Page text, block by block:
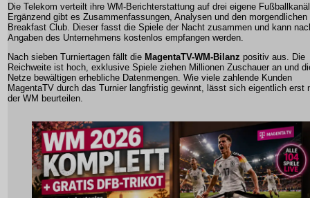
Die Telekom verteilt ihre WM-Berichterstattung auf drei eigene
Ergänzend gibt es Zusammenfassungen, Analysen und den morgendlichen
Breakfast Club. Dieser fasst die Spiele der Nacht zusammen und kann
Angaben des Unternehmens kostenlos empfangen werden.
Nach sieben Turniertagen fällt die MagentaTV-WM-Bilanz positiv aus. Die
Reichweite ist hoch, exklusive Spiele ziehen Millionen Zuschauer an und
Netze bewältigen erhebliche Datenmengen. Wie viele zahlende Kunden
MagentaTV durch das Turnier langfristig gewinnt, lässt sich eigentlich erst
der WM beurteilen.